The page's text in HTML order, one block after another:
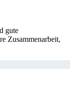
gute
Zusammenarbeit,